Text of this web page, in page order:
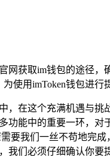
网获取im钱包的途径
使用imToken钱包进行
在这个充满机遇与挑
能中的重要一环，对
要我们一丝不苟地完
们必须仔细确认你